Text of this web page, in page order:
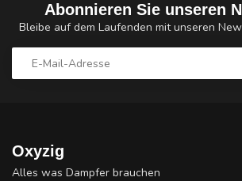
Abonnieren Sie unseren
Bleibe auf dem Laufenden mit unseren
Oxyzig
Alles was Dampfer brauchen